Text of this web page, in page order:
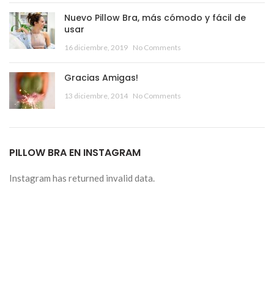
Nuevo Pillow Bra, más cómodo y fácil de
usar
16 diciembre, 2019 No Comments
Gracias Amigas!
13 diciembre, 2014 No Comments
PILLOW BRA EN INSTAGRAM
Instagram has returned invalid data.